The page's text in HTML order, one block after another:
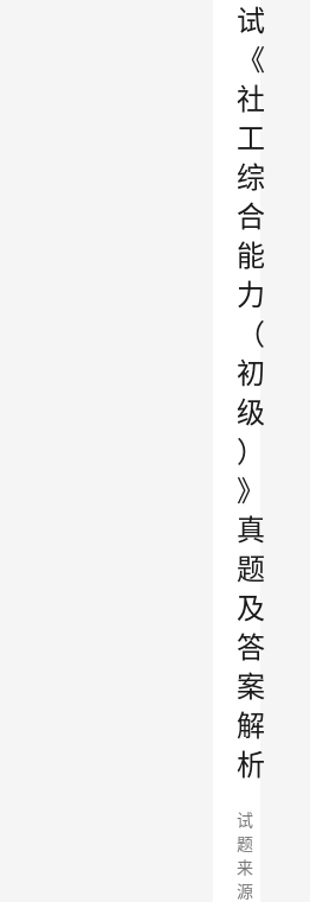
试
《
社
工
综
合
能
力
（
初
级
）
》
真
题
及
答
案
解
析
试
题
来
源